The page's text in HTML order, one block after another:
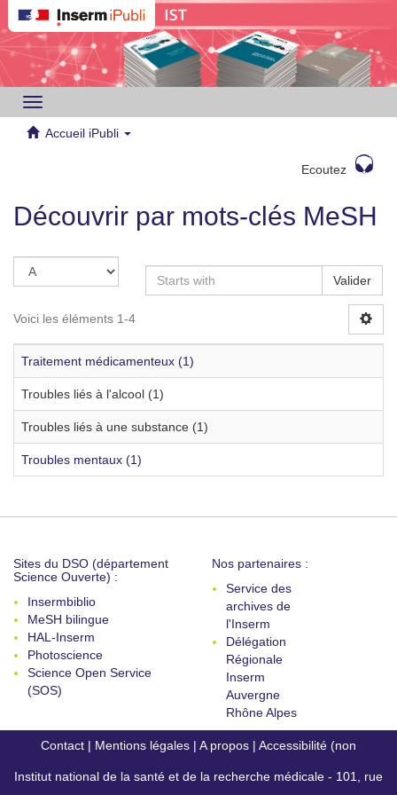
Toggle
navigation
Accueil iPubli
Ecoutez
Découvrir par mots-clés MeSH
Valider
Voici les éléments 1-4
Traitement médicamenteux (1)
Troubles liés à l'alcool (1)
Troubles liés à une substance (1)
Troubles mentaux (1)
Sites du DSO (département
Science Ouverte) :
Insermbiblio
MeSH bilingue
HAL-Inserm
Photoscience
Science Open Service
(SOS)
Nos partenaires :
Service des
archives de
l'Inserm
Délégation
Régionale
Inserm
Auvergne
Rhône Alpes
Contact | Mentions légales | A propos | Accessibilité (non
conforme)
Institut national de la santé et de la recherche médicale - 101, rue